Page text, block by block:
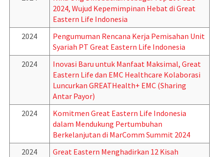
2024, Wujud Kepemimpinan Hebat di Great
Eastern Life Indonesia
2024
Pengumuman Rencana Kerja Pemisahan Unit
Syariah PT Great Eastern Life Indonesia
2024
Inovasi Baru untuk Manfaat Maksimal, Great
Eastern Life dan EMC Healthcare Kolaborasi
Luncurkan GREATHealth+ EMC (Sharing
Antar Payor)
2024
Komitmen Great Eastern Life Indonesia
dalam Mendukung Pertumbuhan
Berkelanjutan di MarComm Summit 2024
2024
Great Eastern Menghadirkan 12 Kisah